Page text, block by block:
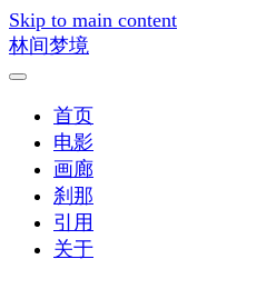
Skip to main content
林间梦境
首页
电影
画廊
刹那
引用
关于